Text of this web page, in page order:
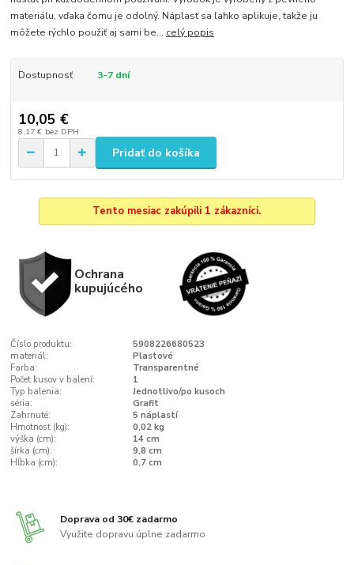
materiálu, vďaka čomu je odolný. Náplasť sa ľahko aplikuje, takže ju
môžete rýchlo použiť aj sami be... celý popis
Dostupnosť 3-7 dní
10,05 €
8,17 € bez DPH
Pridať do košíka
Tento mesiac zakúpili 1 zákazníci.
Ochrana
kupujúcého
Číslo produktu:
5908226680523
materiál:
Plastové
Farba:
Transparentné
Počet kusov v balení:
1
Typ balenia:
Jednotlivo/po kusoch
séria:
Grafit
Zahrnuté:
5 náplastí
Hmotnosť (kg):
0,02 kg
výška (cm):
14 cm
šírka (cm):
9,8 cm
Hĺbka (cm):
0,7 cm
Doprava od 30€ zadarmo
Využite dopravu úplne zadarmo